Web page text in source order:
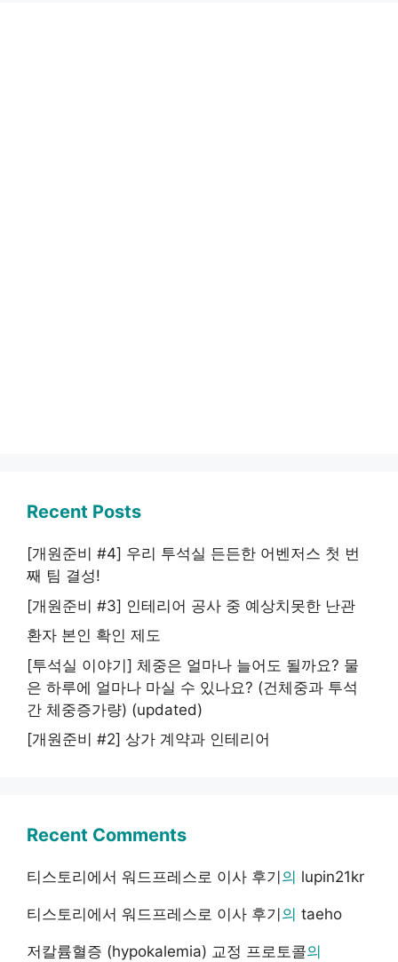
Recent Posts
[개원준비 #4] 우리 투석실 든든한 어벤저스 첫 번
째 팀 결성!
[개원준비 #3] 인테리어 공사 중 예상치못한 난관
환자 본인 확인 제도
[투석실 이야기] 체중은 얼마나 늘어도 될까요? 물
은 하루에 얼마나 마실 수 있나요? (건체중과 투석
간 체중증가량) (updated)
[개원준비 #2] 상가 계약과 인테리어
Recent Comments
티스토리에서 워드프레스로 이사 후기 의 lupin21kr
티스토리에서 워드프레스로 이사 후기 의 taeho
저칼륨혈증 (hypokalemia) 교정 프로토콜의